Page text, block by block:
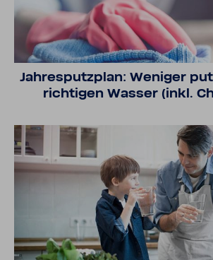
Jahres­putz­plan: Weniger
rich­tigen Wasser (inkl.